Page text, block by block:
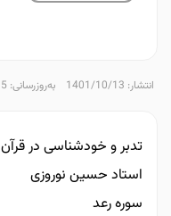
انتشار: 1401/10/13 به‌روزرسانی: 1401/10/15
تدبر و خودشناسی در قرآن
استاد حسین نوروزی
سوره رعد